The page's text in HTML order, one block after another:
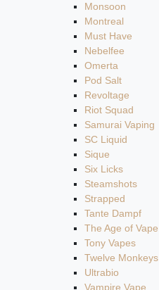
Monsoon
Montreal
Must Have
Nebelfee
Omerta
Pod Salt
Revoltage
Riot Squad
Samurai Vaping
SC Liquid
Sique
Six Licks
Steamshots
Strapped
Tante Dampf
The Age of Vape
Tony Vapes
Twelve Monkeys
Ultrabio
Vampire Vape